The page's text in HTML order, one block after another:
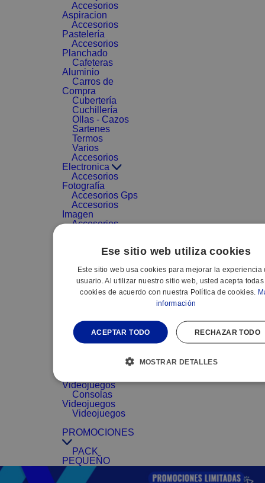
Accesorios
Aspiracion
Accesorios
Pastelería
Accesorios
Planchado
Cafeteras
Aluminio
Carros de
Compra
Cubertería
Cuchillería
Ollas - Cazos
Sartenes
Termos
Varios
Accesorios
Electronica
Accesorios
Fotografía
Accesorios Gps
Accesorios
Imagen
Accesorios
Archivadores
CD/DVD
Audio portátil
Complementos
Reproductores
DVD
VARIOS - ACC.
GAMA MARRON
Videojuegos
Consolas
Videojuegos
Videojuegos
PROMOCIONES
PACK
PEQUEÑO
Ese sitio web utiliza cookies
Este sitio web usa cookies para mejorar la experiencia
usuario. Al utilizar nuestro sitio web, usted acepta
cookies de acuerdo con nuestra Política de cookies.
información
ACEPTAR TODO RECHAZAR TODO
MOSTRAR DETALLES